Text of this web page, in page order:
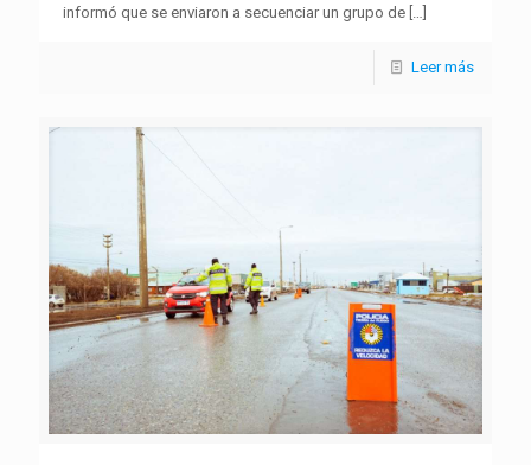
informó que se enviaron a secuenciar un grupo de […]
Leer más